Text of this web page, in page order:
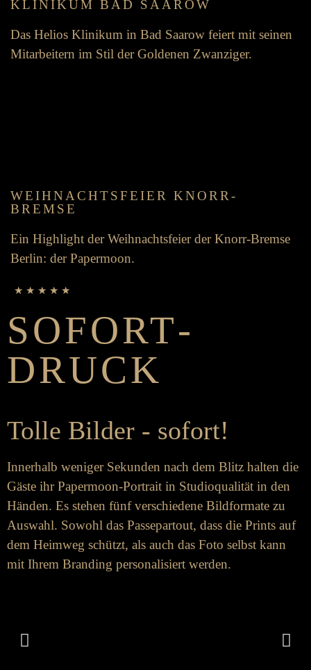
KLINIKUM BAD SAAROW
Das Helios Klinikum in Bad Saarow feiert mit seinen
Mit­arbeitern im Stil der Goldenen Zwanziger.
WEIH­NACHTS­FEIER KNORR-
BREMSE
Ein High­light der Weih­nachts­feier der Knorr-Bremse
Berlin: der Paper­moon.
★ ★ ★ ★ ★
SOFORT­
DRUCK
Tolle Bilder - sofort!
Inner­halb weniger Se­kunden nach dem Blitz halten die
Gäste ihr Paper­moon-Portrait in Studio­qualität in den
Händen. Es stehen fünf ver­schiedene Bild­formate zu
Aus­wahl. So­wohl das Passe­partout, dass die Prints auf
dem Heim­weg schützt, als auch das Foto selbst kann
mit Ihrem Branding personalisiert werden.